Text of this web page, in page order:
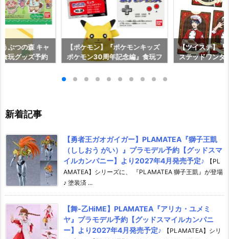
ぶつの森 キャ
玩グッズ予約
【ポケモン】『ポケモンキッズ
ポケモン30周年記念編』食玩フ
2026年12月発売予定♪
【ツイステ】『
ステッドワンダ
新着記事
【勇者王ガオガイガー】PLAMATEA『獅子王凱
（ししおう がい）』プラモデル予約【グッドスマ
イルカンパニー】より2027年4月発売予定♪
【PL
AMATEA】シリーズに、 『PLAMATEA 獅子王凱』が登場
♪ 塗装済 ...
【舞-乙HiME】PLAMATEA『アリカ・ユメミ
ヤ』プラモデル予約【グッドスマイルカンパニ
ー】より2027年4月発売予定♪
【PLAMATEA】シリ